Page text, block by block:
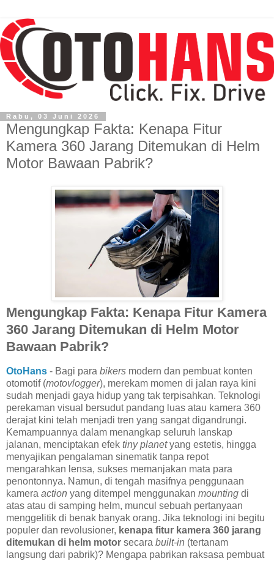
Rabu, 03 Juni 2026
Mengungkap Fakta: Kenapa Fitur
Kamera 360 Jarang Ditemukan di Helm
Motor Bawaan Pabrik?
Mengungkap Fakta: Kenapa Fitur Kamera
360 Jarang Ditemukan di Helm Motor
Bawaan Pabrik?
OtoHans - Bagi para bikers modern dan pembuat konten
otomotif (motovlogger), merekam momen di jalan raya kini
sudah menjadi gaya hidup yang tak terpisahkan. Teknologi
perekaman visual bersudut pandang luas atau kamera 360
derajat kini telah menjadi tren yang sangat digandrungi.
Kemampuannya dalam menangkap seluruh lanskap
jalanan, menciptakan efek tiny planetyang estetis, hingga
menyajikan pengalaman sinematik tanpa repot
mengarahkan lensa, sukses memanjakan mata para
penontonnya. Namun, di tengah masifnya penggunaan
kamera action yang ditempel menggunakan mounting di
atas atau di samping helm, muncul sebuah pertanyaan
menggelitik di benak banyak orang. Jika teknologi ini begitu
populer dan revolusioner, kenapa fitur kamera 360 jarang
ditemukan di helm motor secara built-in (tertanam
langsung dari pabrik)? Mengapa pabrikan raksasa pembuat